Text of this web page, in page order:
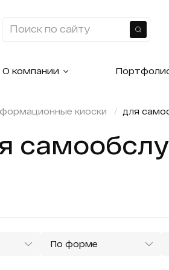
Найти
О компании
киоски для
По форме